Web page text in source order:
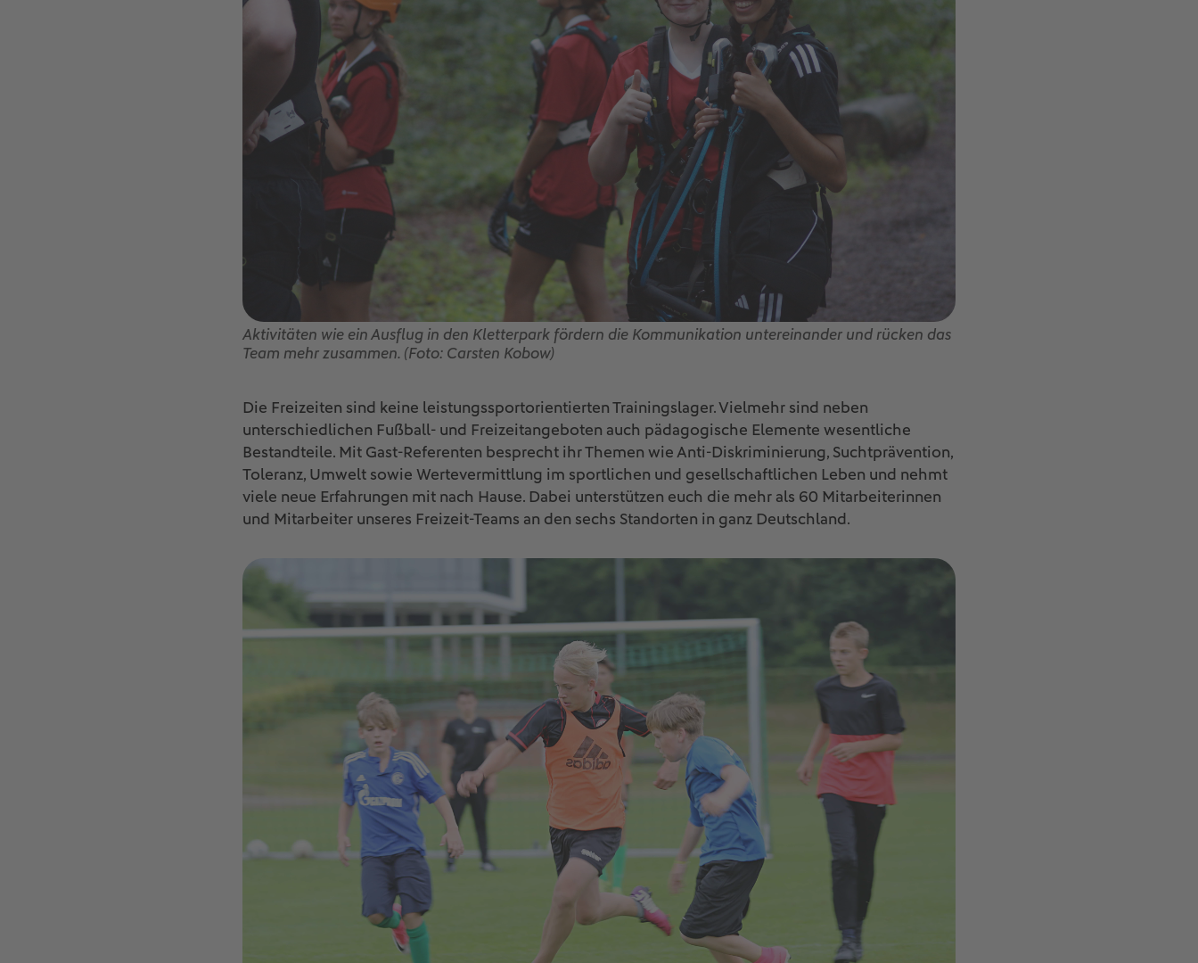
Aktivitäten wie ein Ausflug in den Kletterpark fördern die Kommunikation untereinander und rücken das
Team mehr zusammen. (Foto: Carsten Kobow)
Die Freizeiten sind keine leistungssportorientierten Trainingslager. Vielmehr sind neben
unterschiedlichen Fußball- und Freizeitangeboten auch pädagogische Elemente wesentliche
Bestandteile. Mit Gast-Referenten besprecht ihr Themen wie Anti-Diskriminierung, Suchtprävention,
Toleranz, Umwelt sowie Wertevermittlung im sportlichen und gesellschaftlichen Leben und nehmt
viele neue Erfahrungen mit nach Hause. Dabei unterstützen euch die mehr als 60 Mitarbeiterinnen
und Mitarbeiter unseres Freizeit-Teams an den sechs Standorten in ganz Deutschland.